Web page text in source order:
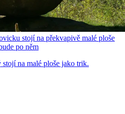
stojí na překvapivě malé ploše
po něm
na malé ploše jako trik.